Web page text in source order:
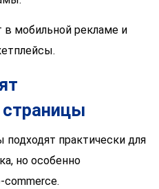
мобильной рекламе и
практически для
но особенно